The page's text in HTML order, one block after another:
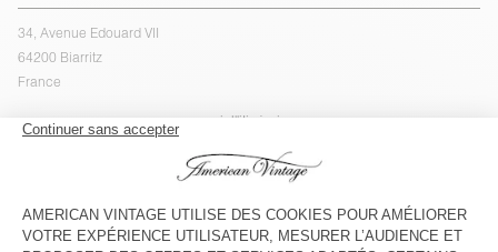
34, Avenue Edouard VII
64200 Biarritz
France
voir l''itinéraire
Lundi
10:00 - 19:00